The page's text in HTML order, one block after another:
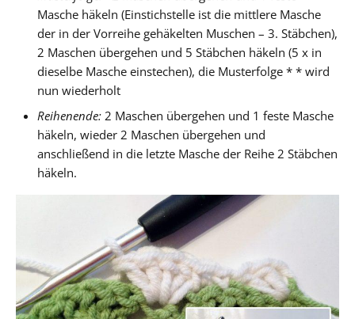
Masche häkeln (Einstichstelle ist die mittlere Masche
der in der Vorreihe gehäkelten Muschen – 3. Stäbchen),
2 Maschen übergehen und 5 Stäbchen häkeln (5 x in
dieselbe Masche einstechen), die Musterfolge * * wird
nun wiederholt
Reihenende: 2 Maschen übergehen und 1 feste Masche
häkeln, wieder 2 Maschen übergehen und
anschließend in die letzte Masche der Reihe 2 Stäbchen
häkeln.